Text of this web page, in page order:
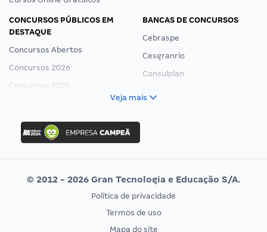
CONCURSOS PÚBLICOS EM
DESTAQUE
Concursos Abertos
Concursos 2026
Concursos 2025
Concurso Ibama
Concurso MPU
Editais publicados
BANCAS DE CONCURSOS
Cebraspe
Cesgranrio
Consulplan
Vunesp
CONCURSOS POR PROFISSÃO
EXAME DE ORDEM
Veja mais
© 2012 - 2026 Gran Tecnologia e Educação S/A.
Política de privacidade
Termos de uso
Mapa do site